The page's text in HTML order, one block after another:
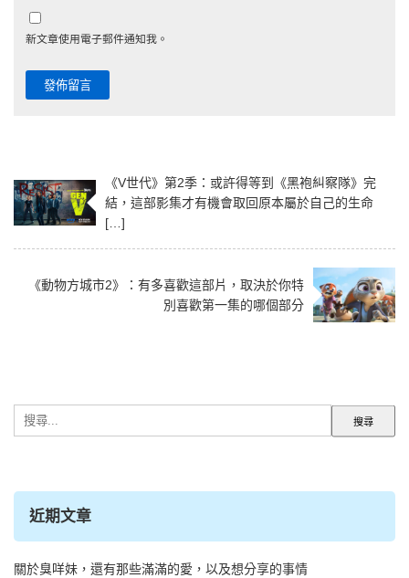
新文章使用電子郵件通知我。
《V世代》第2季：或許得等到《黑袍糾察隊》完
結，這部影集才有機會取回原本屬於自己的生命
[…]
《動物方城市2》：有多喜歡這部片，取決於你特
別喜歡第一集的哪個部分
尋
近期文章
關於臭咩妹，還有那些滿滿的愛，以及想分享的事情